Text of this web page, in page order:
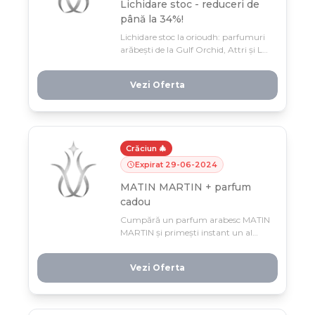
Lichidare stoc - reduceri de
până la 34%!
Lichidare stoc la orioudh: parfumuri
arăbești de la Gulf Orchid, Attri și La
oferta e limitată.
Vezi Oferta
Crăciun 🎄
Expirat 29-06-2024
MATIN MARTIN + parfum
cadou
Cumpără un parfum arabesc MATIN
MARTIN și primești instant un al
iunie – profită acum de dubla plăcere
la preț special.
Vezi Oferta